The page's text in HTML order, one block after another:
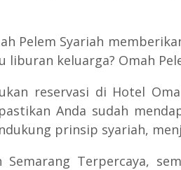
Pelem Syariah
keluarga? Omah
reservasi di Hotel
Anda sudah
prinsip syariah,
Terpercaya,